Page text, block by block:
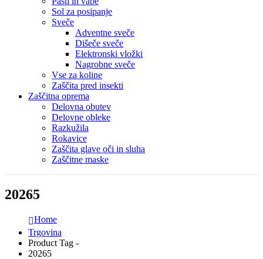
Sol za posipanje
Sveče
Adventne sveče
Dišeče sveče
Elektronski vložki
Nagrobne sveče
Vse za koline
Zaščita pred insekti
Zaščitna oprema
Delovna obutev
Delovne obleke
Razkužila
Rokavice
Zaščita glave oči in sluha
Zaščitne maske
20265
Home
Trgovina
Product Tag -
20265